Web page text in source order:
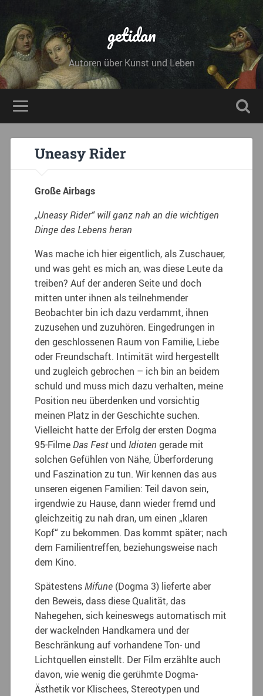
getidan
Autoren über Kunst und Leben
Uneasy Rider
Große Airbags
„Uneasy Rider“ will ganz nah an die wichtigen
Dinge des Lebens heran
Was mache ich hier eigentlich, als Zuschauer,
und was geht es mich an, was diese Leute da
treiben? Auf der anderen Seite und doch
mitten unter ihnen als teilnehmender
Beobachter bin ich dazu verdammt, ihnen
zuzusehen und zuzuhören. Eingedrungen in
den geschlossenen Raum von Familie, Liebe
oder Freundschaft. Intimität wird hergestellt
und zugleich gebrochen – ich bin an beidem
schuld und muss mich dazu verhalten, meine
Position neu überdenken und vorsichtig
meinen Platz in der Geschichte suchen.
Vielleicht hatte der Erfolg der ersten Dogma
95-FilmeDas FestundIdiotengerade mit
solchen Gefühlen von Nähe, Überforderung
und Faszination zu tun. Wir kennen das aus
unseren eigenen Familien: Teil davon sein,
irgendwie zu Hause, dann wieder fremd und
gleichzeitig zu nah dran, um einen „klaren
Kopf“ zu bekommen. Das kommt später; nach
dem Familientreffen, beziehungsweise nach
dem Kino.
SpätestensMifune (Dogma 3) lieferte aber
den Beweis, dass diese Qualität, das
Nahegehen, sich keineswegs automatisch mit
der wackelnden Handkamera und der
Beschränkung auf vorhandene Ton- und
Lichtquellen einstellt. Der Film erzählte auch
davon, wie wenig die gerühmte Dogma-
Ästhetik vor Klischees, Stereotypen und